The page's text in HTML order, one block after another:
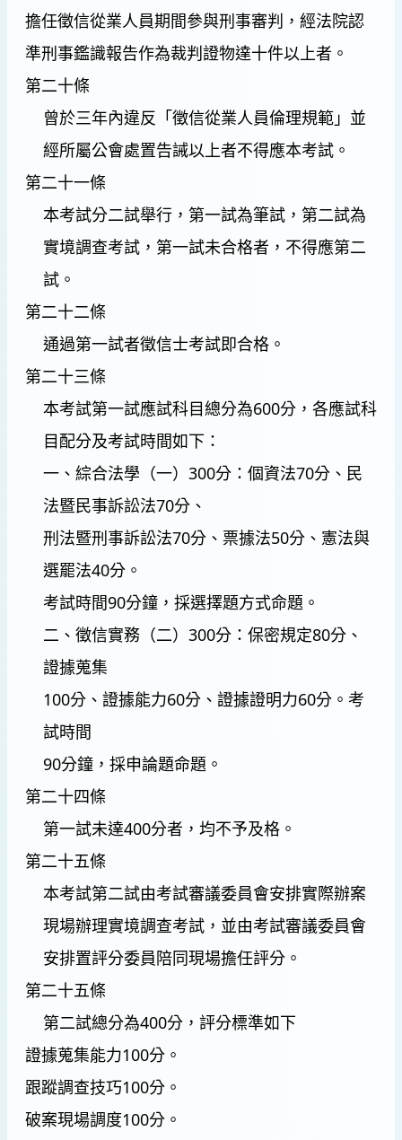
擔任徵信從業人員期間參與刑事審判，經法院認
準刑事鑑識報告作為裁判證物達十件以上者。
第二十條
曾於三年內違反「徵信從業人員倫理規範」並
經所屬公會處置告誡以上者不得應本考試。
第二十一條
本考試分二試舉行，第一試為筆試，第二試為
實境調查考試，第一試未合格者，不得應第二
試。
第二十二條
通過第一試者徵信士考試即合格。
第二十三條
本考試第一試應試科目總分為600分，各應試科
目配分及考試時間如下：
一、綜合法學（一）300分：個資法70分、民
法暨民事訴訟法70分、
刑法暨刑事訴訟法70分、票據法50分、憲法與
選罷法40分。
考試時間90分鐘，採選擇題方式命題。
二、徵信實務（二）300分：保密規定80分、
證據蒐集
100分、證據能力60分、證據證明力60分。考
試時間
90分鐘，採申論題命題。
第二十四條
第一試未達400分者，均不予及格。
第二十五條
本考試第二試由考試審議委員會安排實際辦案
現場辦理實境調查考試，並由考試審議委員會
安排置評分委員陪同現場擔任評分。
第二十五條
第二試總分為400分，評分標準如下
證據蒐集能力100分。
跟蹤調查技巧100分。
破案現場調度100分。